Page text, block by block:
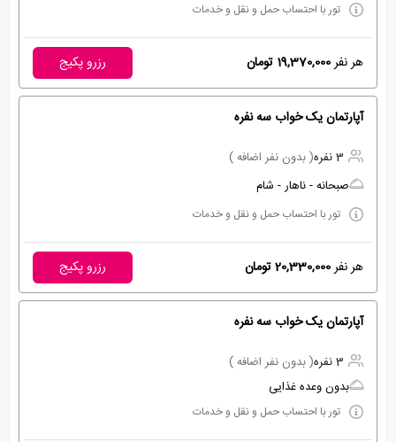
تور با احتساب حمل و نقل و خدمات
هر نفر19,370,000 تومان رزرو پکیج
آپارتمان یک خواب سه نفره
3 نفره
( بدون نفر اضافه )
صبحانه - ناهار - شام
تور با احتساب حمل و نقل و خدمات
هر نفر20,330,000 تومان رزرو پکیج
آپارتمان یک خواب سه نفره
3 نفره
( بدون نفر اضافه )
بدون وعده غذایی
تور با احتساب حمل و نقل و خدمات